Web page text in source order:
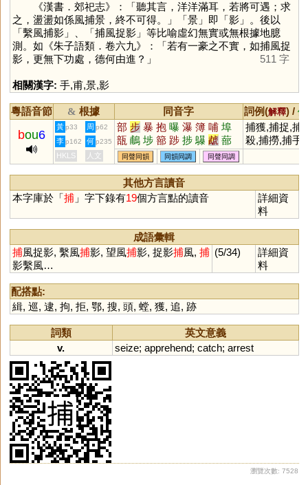
《漢書．郊祀志》：「聽其言，洋洋滿耳，若將可遇；求
之，盪盪如係風捕景，終不可得。」「景」即「影」。後以
「繫風捕影」、「捕風捉影」等比喻虛幻無實或無根據地臆
測。如《朱子語類．卷六九》：「若有一豪之不實，如捕風捉
影，更無下功處，德何由進？」
511 字
相關漢字: 手,甫,景,影
粵語音節 & 根據 同音字 詞例(解釋) /
bou6
黃 p33 周 p62 部 步 暴 抱 曝 瀑 簿 哺 埠
瓿 鵏 埗 篰 踄 捗 鸔 虣 蔀
菢
捕獲,捕捉,捕
殺,捕撈,捕手,
捕風捉影,捕
搜捕
李 p162 何 p235
HKLS 人文 同聲同韻 同韻同調 同聲同調
其他方言讀音
本字庫於「捕」字下錄有19個方言點的讀音
詳細資
料
成語彙輯
捕風捉影, 繫風捕影, 望風捕影, 捉影捕風, 捕
影繫風…
(5/34)
詳細資
料
配搭點:
緝, 巡, 逮, 拘, 拒, 鄂, 搜, 頭, 螳, 獲, 追, 跡
詞類
英文意義
v.
seize; apprehend; catch; arrest
瀏覽次數: 7528